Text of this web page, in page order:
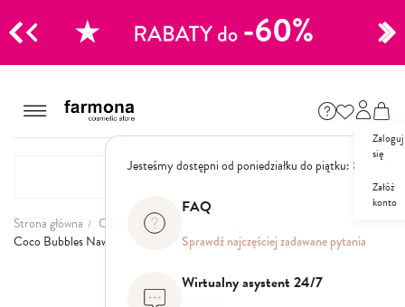
do
Jesteśmy dostępni od poniedziałku do piątku: 8.00 -
FAQ
Sprawdź najczęściej zadawane pytania
Wirtualny asystent 24/7
Zaloguj
się
Załóż
konto
Szampony
Dla mężczyzn
Strona główna Ciało Mycie i kąpiel
Coco Bubbles Nawilżająca piana do kąpieli z esencją bursztynową i kokosem